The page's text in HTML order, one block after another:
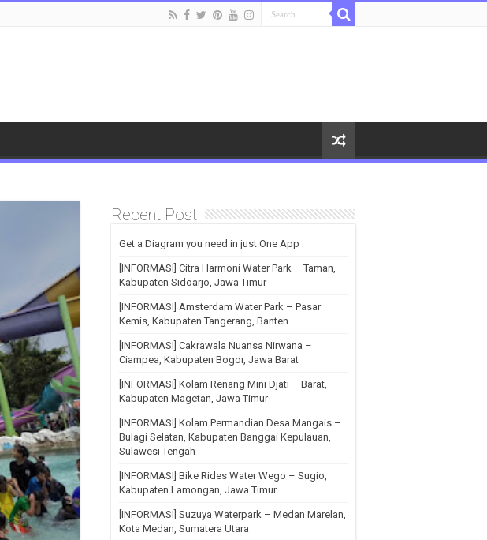
Recent Post
Get a Diagram you need in just One App
[INFORMASI] Citra Harmoni Water Park – Taman,
Kabupaten Sidoarjo, Jawa Timur
[INFORMASI] Amsterdam Water Park – Pasar
Kemis, Kabupaten Tangerang, Banten
[INFORMASI] Cakrawala Nuansa Nirwana –
Ciampea, Kabupaten Bogor, Jawa Barat
[INFORMASI] Kolam Renang Mini Djati – Barat,
Kabupaten Magetan, Jawa Timur
[INFORMASI] Kolam Permandian Desa Mangais –
Bulagi Selatan, Kabupaten Banggai Kepulauan,
Sulawesi Tengah
[INFORMASI] Bike Rides Water Wego – Sugio,
Kabupaten Lamongan, Jawa Timur
[INFORMASI] Suzuya Waterpark – Medan Marelan,
Kota Medan, Sumatera Utara